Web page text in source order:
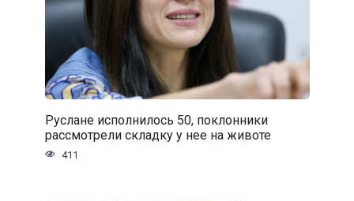
Руслане исполнилось 50, поклонники
рассмотрели складку у нее на животе
411